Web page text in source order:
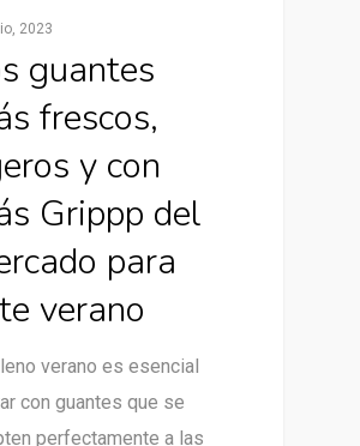
2023
guantes
frescos,
y con
Grippp del
para
verano
verano es esencial
con guantes que se
perfectamente a las